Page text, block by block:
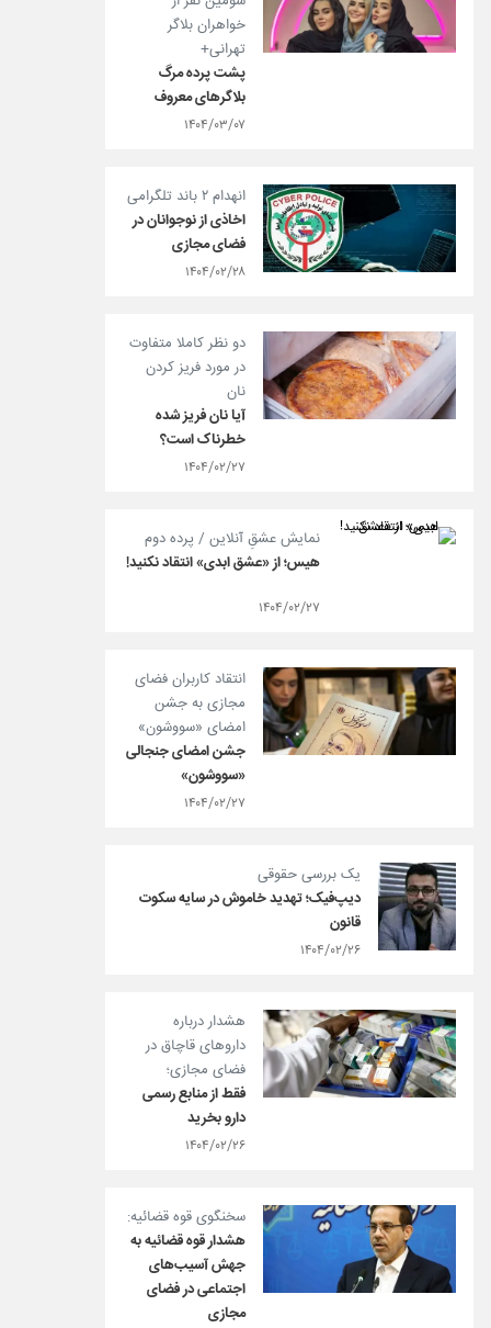
خواهران بلاگر
تهرانی+
پشت پرده مرگ
بلاگرهای معروف
۱۴۰۴/۰۳/۰۷
انهدام ۲ باند تلگرامی
اخاذی از نوجوانان در
فضای مجازی
۱۴۰۴/۰۲/۲۸
دو نظر کاملا متفاوت
در مورد فریز کردن
نان
آیا نان فریز شده
خطرناک است؟
۱۴۰۴/۰۲/۲۷
نمایش عشقِ آنلاین / پرده دوم
هیس؛ از «عشق ابدی» انتقاد نکنید!
۱۴۰۴/۰۲/۲۷
انتقاد کاربران فضای
مجازی به جشن
امضای «سووشون»
جشن امضای جنجالی
«سووشون»
۱۴۰۴/۰۲/۲۷
یک بررسی حقوقی
دیپ‌فیک؛ تهدید خاموش در سایه سکوت
قانون
۱۴۰۴/۰۲/۲۶
هشدار درباره
داروهای قاچاق در
فضای مجازی؛
فقط از منابع رسمی
دارو بخرید
۱۴۰۴/۰۲/۲۶
سخنگوی قوه قضائیه:
هشدار قوه قضائیه به
جهش آسیب‌های
اجتماعی در فضای
مجازی